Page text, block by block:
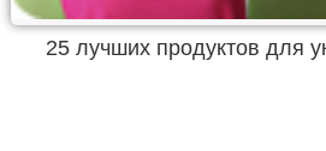
25 лучших продуктов для